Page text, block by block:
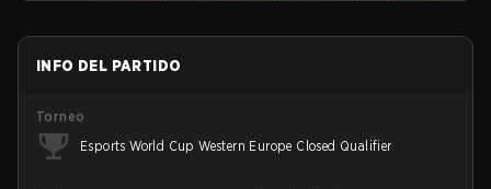
INFO DEL PARTIDO
Torneo
Esports World Cup Western Europe Closed Qualifier